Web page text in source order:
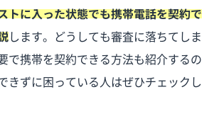
トに入った状態でも携帯電話を契約で
します。どうしても審査に落ちてしま
で携帯を契約できる方法も紹介するの
きずに困っている人はぜひチェックし